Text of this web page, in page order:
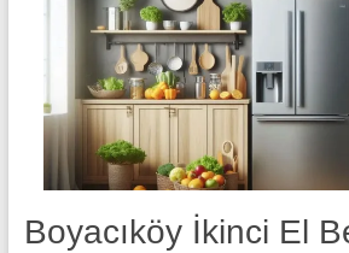
Boyacıköy İkinci El